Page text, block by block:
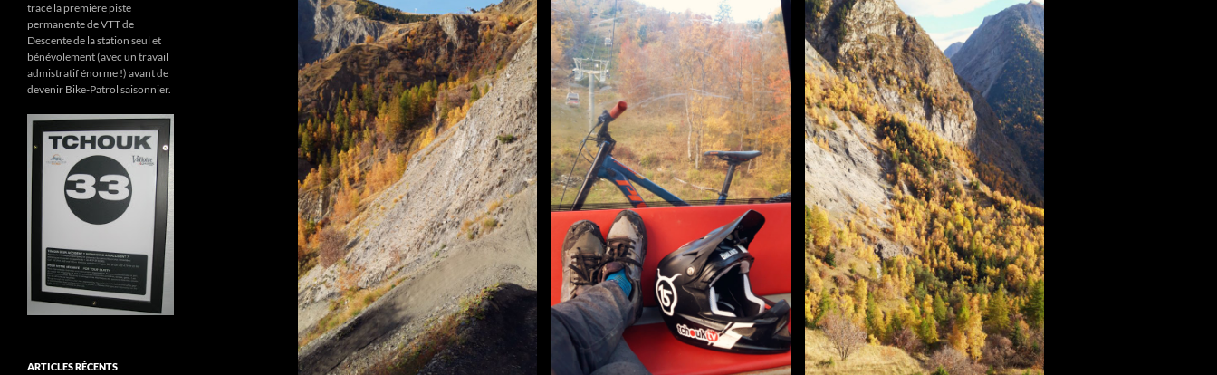
tracé la première piste
permanente de VTT de
Descente de la station seul et
bénévolement (avec un travail
admistratif énorme !) avant de
devenir Bike-Patrol saisonnier.
ARTICLES RÉCENTS